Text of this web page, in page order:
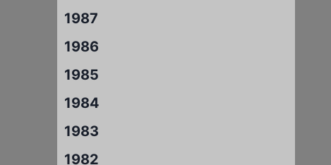
1987
1986
1985
1984
1983
1982